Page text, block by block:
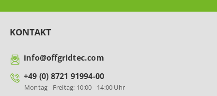
KONTAKT
info@offgridtec.com
+49 (0) 8721 91994-00
Montag - Freitag: 10:00 - 14:00 Uhr